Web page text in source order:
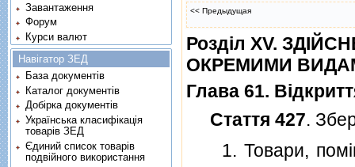
<< Предыдущая
Роздiл XV.
ОКРЕМИМИ
Глава 61.
Стаття 427.
1. Товари,
Завантаження
Форум
Курси валют
Навігатор ЗЕД
База документів
Каталог документів
Добірка документів
Українська класифікація
товарів ЗЕД
Єдиний список товарів
подвійного використання